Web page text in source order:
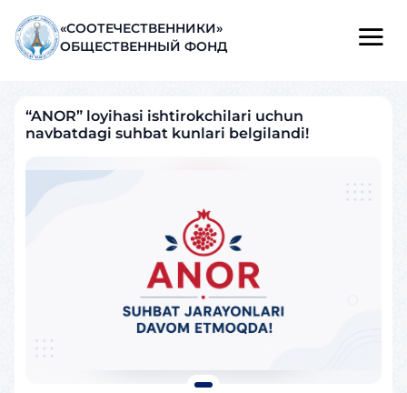
«СООТЕЧЕСТВЕННИКИ»
ОБЩЕСТВЕННЫЙ ФОНД
“ANOR” loyihasi ishtirokchilari uchun
navbatdagi suhbat kunlari belgilandi!